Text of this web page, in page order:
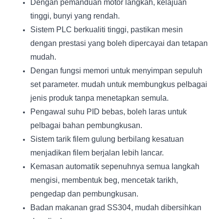
Dengan pemanduan motor langkah, kelajuan
tinggi, bunyi yang rendah.
Sistem PLC berkualiti tinggi, pastikan mesin
dengan prestasi yang boleh dipercayai dan tetapan
mudah.
Dengan fungsi memori untuk menyimpan sepuluh
set parameter. mudah untuk membungkus pelbagai
jenis produk tanpa menetapkan semula.
Pengawal suhu PID bebas, boleh laras untuk
pelbagai bahan pembungkusan.
Sistem tarik filem gulung berbilang kesatuan
menjadikan filem berjalan lebih lancar.
Kemasan automatik sepenuhnya semua langkah
mengisi, membentuk beg, mencetak tarikh,
pengedap dan pembungkusan.
Badan makanan grad SS304, mudah dibersihkan